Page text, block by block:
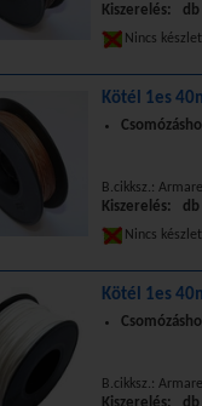
Kiszerelés: db
Nincs
Kötél 1es
B.cikksz.:
Kiszerelés: db
Nincs
Kötél 1es
B.cikksz.: